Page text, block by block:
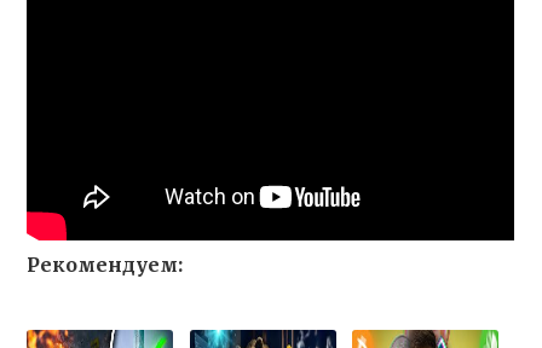
Рекомендуем: